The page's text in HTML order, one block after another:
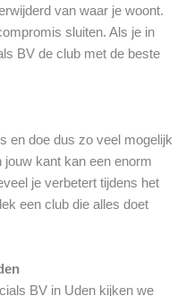
van waar je woont.
sluiten. Als je in
BV de club met de beste
en doe dus zo veel mogelijk
kant kan een enorm
je verbetert tijdens het
een club die alles doet
BV in Uden kijken we